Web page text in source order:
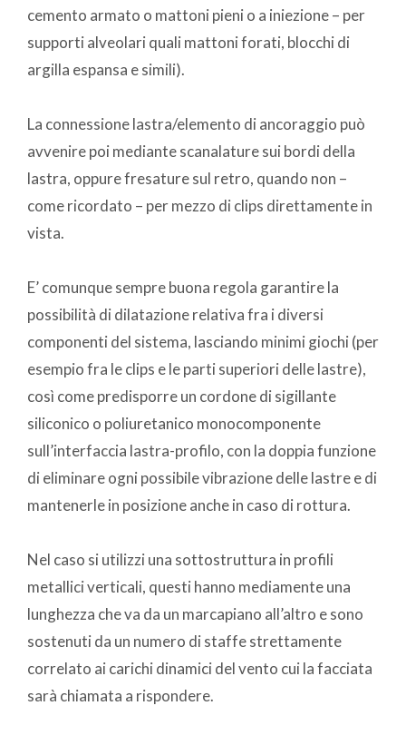
cemento armato o mattoni pieni o a iniezione – per
supporti alveolari quali mattoni forati, blocchi di
argilla espansa e simili).
La connessione lastra/elemento di ancoraggio può
avvenire poi mediante scanalature sui bordi della
lastra, oppure fresature sul retro, quando non –
come ricordato – per mezzo di clips direttamente in
vista.
E’ comunque sempre buona regola garantire la
possibilità di dilatazione relativa fra i diversi
componenti del sistema, lasciando minimi giochi (per
esempio fra le clips e le parti superiori delle lastre),
così come predisporre un cordone di sigillante
siliconico o poliuretanico monocomponente
sull’interfaccia lastra-profilo, con la doppia funzione
di eliminare ogni possibile vibrazione delle lastre e di
mantenerle in posizione anche in caso di rottura.
Nel caso si utilizzi una sottostruttura in profili
metallici verticali, questi hanno mediamente una
lunghezza che va da un marcapiano all’altro e sono
sostenuti da un numero di staffe strettamente
correlato ai carichi dinamici del vento cui la facciata
sarà chiamata a rispondere.